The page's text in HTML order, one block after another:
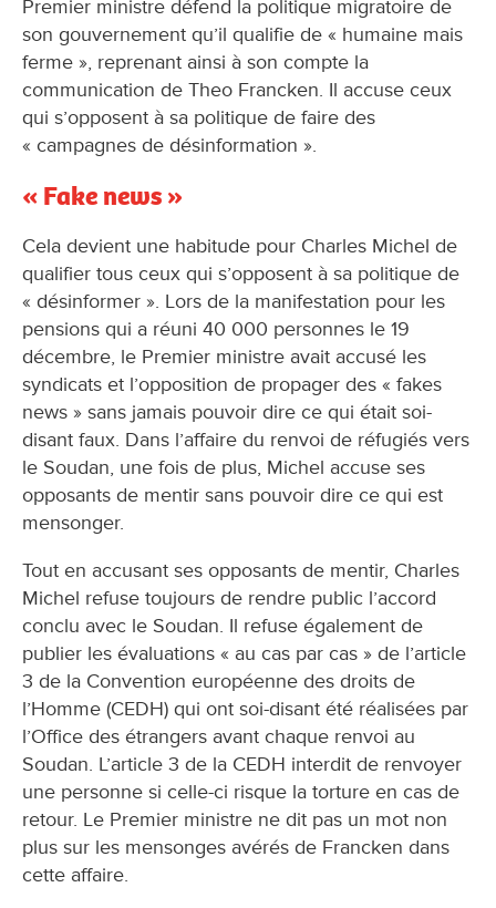
Premier ministre défend la politique migratoire de
son gouvernement qu’il qualifie de « humaine mais
ferme », reprenant ainsi à son compte la
communication de Theo Francken. Il accuse ceux
qui s’opposent à sa politique de faire des
« campagnes de désinformation ».
« Fake news »
Cela devient une habitude pour Charles Michel de
qualifier tous ceux qui s’opposent à sa politique de
« désinformer ». Lors de la manifestation pour les
pensions qui a réuni 40 000 personnes le 19
décembre, le Premier ministre avait accusé les
syndicats et l’opposition de propager des « fakes
news » sans jamais pouvoir dire ce qui était soi-
disant faux. Dans l’affaire du renvoi de réfugiés vers
le Soudan, une fois de plus, Michel accuse ses
opposants de mentir sans pouvoir dire ce qui est
mensonger.
Tout en accusant ses opposants de mentir, Charles
Michel refuse toujours de rendre public l’accord
conclu avec le Soudan. Il refuse également de
publier les évaluations « au cas par cas » de l’article
3 de la Convention européenne des droits de
l’Homme (CEDH) qui ont soi-disant été réalisées par
l’Office des étrangers avant chaque renvoi au
Soudan. L’article 3 de la CEDH interdit de renvoyer
une personne si celle-ci risque la torture en cas de
retour. Le Premier ministre ne dit pas un mot non
plus sur les mensonges avérés de Francken dans
cette affaire.